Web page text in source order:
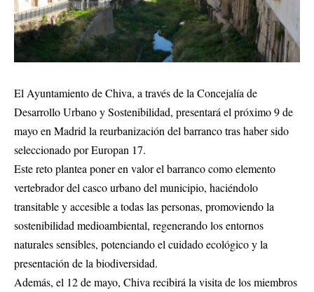
El Ayuntamiento de Chiva, a través de la Concejalía de
Desarrollo Urbano y Sostenibilidad, presentará el próximo 9 de
mayo en Madrid la reurbanización del barranco tras haber sido
seleccionado por Europan 17.
Este reto plantea poner en valor el barranco como elemento
vertebrador del casco urbano del municipio, haciéndolo
transitable y accesible a todas las personas, promoviendo la
sostenibilidad medioambiental, regenerando los entornos
naturales sensibles, potenciando el cuidado ecológico y la
presentación de la biodiversidad.
Además, el 12 de mayo, Chiva recibirá la visita de los miembros